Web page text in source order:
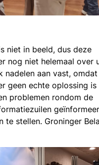
niet in beeld, dus deze
nog niet helemaal over
aan vast,
geen echte oplossing
problemen rondom de
te stellen. Groninger